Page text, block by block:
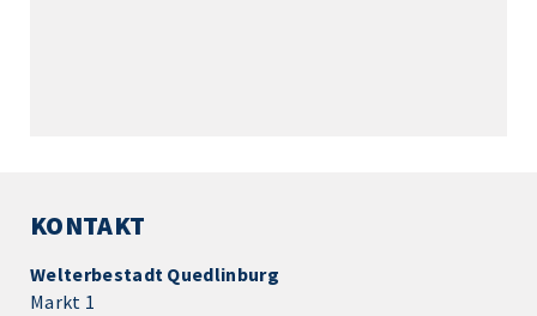
KONTAKT
Welterbestadt Quedlinburg
Markt 1